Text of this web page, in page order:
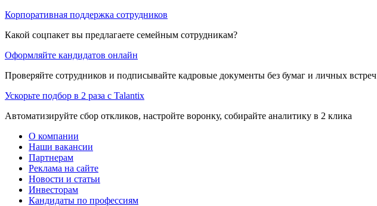
Корпоративная поддержка сотрудников
Какой соцпакет вы предлагаете семейным сотрудникам?
Оформляйте кандидатов онлайн
Проверяйте сотрудников и подписывайте кадровые документы без бумаг и личных встреч
Ускорьте подбор в 2 раза с Talantix
Автоматизируйте сбор откликов, настройте воронку, собирайте аналитику в 2 клика
О компании
Наши вакансии
Партнерам
Реклама на сайте
Новости и статьи
Инвесторам
Кандидаты по профессиям